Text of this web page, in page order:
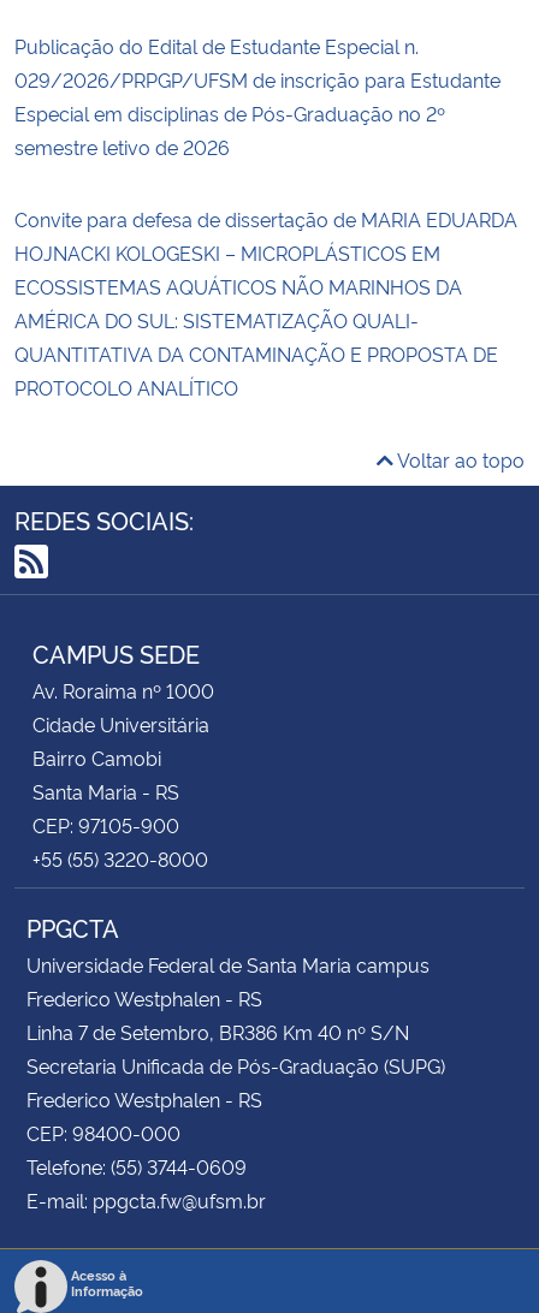
Publicação do Edital de Estudante Especial n.
029/2026/PRPGP/UFSM de inscrição para Estudante
Especial em disciplinas de Pós-Graduação no 2º
semestre letivo de 2026
Convite para defesa de dissertação de MARIA EDUARDA
HOJNACKI KOLOGESKI – MICROPLÁSTICOS EM
ECOSSISTEMAS AQUÁTICOS NÃO MARINHOS DA
AMÉRICA DO SUL: SISTEMATIZAÇÃO QUALI-
QUANTITATIVA DA CONTAMINAÇÃO E PROPOSTA DE
PROTOCOLO ANALÍTICO
Voltar ao topo
REDES SOCIAIS:
RSS
CAMPUS SEDE
Av. Roraima nº 1000
Cidade Universitária
Bairro Camobi
Santa Maria - RS
CEP: 97105-900
+55 (55) 3220-8000
PPGCTA
Universidade Federal de Santa Maria campus
Frederico Westphalen - RS
Linha 7 de Setembro, BR386 Km 40 nº S/N
Secretaria Unificada de Pós-Graduação (SUPG)
Frederico Westphalen - RS
CEP: 98400-000
Telefone: (55) 3744-0609
E-mail: ppgcta.fw@ufsm.br
Acesso à
Informação